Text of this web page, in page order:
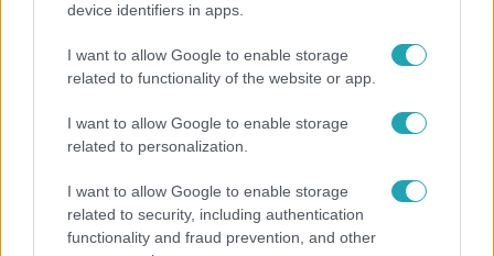
device identifiers in apps.
I want to allow Google to enable storage
related to functionality of the website or app.
I want to allow Google to enable storage
related to personalization.
I want to allow Google to enable storage
related to security, including authentication
functionality and fraud prevention, and other
vallomása sokakat megérinthet